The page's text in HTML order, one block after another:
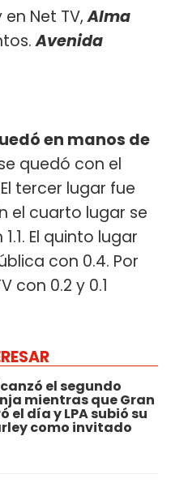
en Net TV,Alma
Avenida
en manos de
quedó con el
tercer lugar fue
el cuarto lugar se
El quinto lugar
con 0.4. Por
con 0.2 y 0.1
el segundo
mientras que Gran
el día y LPA subió su
como invitado